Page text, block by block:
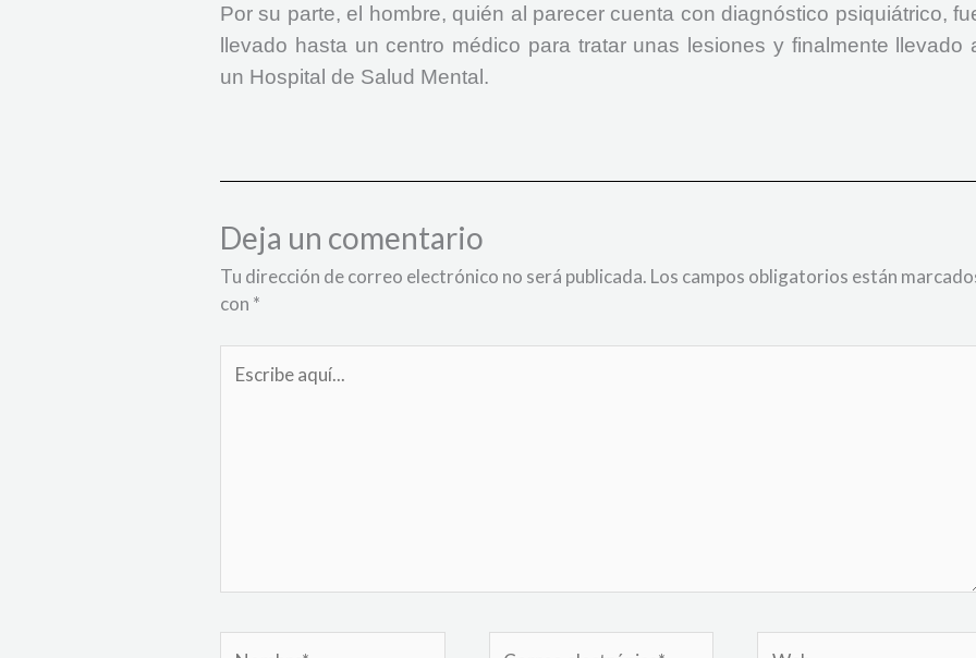
Por su parte, el hombre, quién al parecer cuenta con diagnóstico psiquiátrico,
llevado hasta un centro médico para tratar unas lesiones y finalmente llevado
un Hospital de Salud Mental.
Deja un comentario
Tu dirección de correo electrónico no será publicada. Los campos obligatorios están
con *
aquí...